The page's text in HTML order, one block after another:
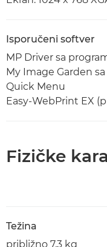
Isporučeni softver
MP Driver sa
My Image Garden
Quick Menu
Easy-WebPrint EX
Fizičke
Težina
približno 7,3 kg